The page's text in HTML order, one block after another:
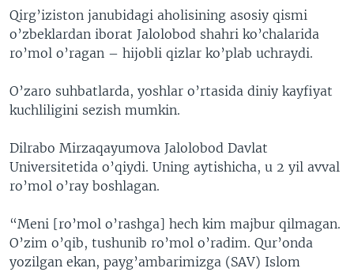
VASHINGTON CHOYXONASI
MOBIL-SALOM!
VIDEO
XABARLAR SURATLARDA
YOUTUBE
INSTAGRAM
ODNOKLASSNIKI
TELEGRAM
TWITTER
SOUNDCLOUD
EDITORIAL
Qirg’iziston janubidagi aholisining asosiy qismi
o’zbeklardan iborat Jalolobod shahri ko’chalarida
ro’mol o’ragan – hijobli qizlar ko’plab uchraydi.
O’zaro suhbatlarda, yoshlar o’rtasida diniy kayfiyat
kuchliligini sezish mumkin.
Dilrabo Mirzaqayumova Jalolobod Davlat
Universitetida o’qiydi. Uning aytishicha, u 2 yil avval
ro’mol o’ray boshlagan.
“Meni [ro’mol o’rashga] hech kim majbur qilmagan.
O’zim o’qib, tushunib ro’mol o’radim. Qur’onda
yozilgan ekan, payg’ambarimizga (SAV) Islom